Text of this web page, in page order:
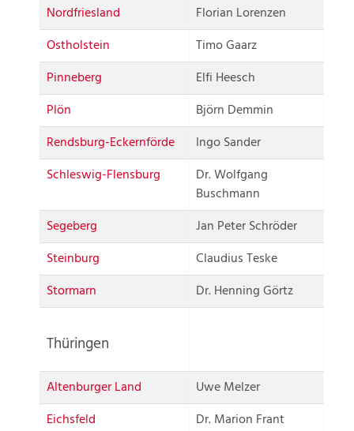
Nordfriesland
Florian Lorenzen
Ostholstein
Timo Gaarz
Pinneberg
Elfi Heesch
Plön
Björn Demmin
Rendsburg-Eckernförde
Ingo Sander
Schleswig-Flensburg
Dr. Wolfgang
Buschmann
Segeberg
Jan Peter Schröder
Steinburg
Claudius Teske
Stormarn
Dr. Henning Görtz
Thüringen
Altenburger Land
Uwe Melzer
Eichsfeld
Dr. Marion Frant